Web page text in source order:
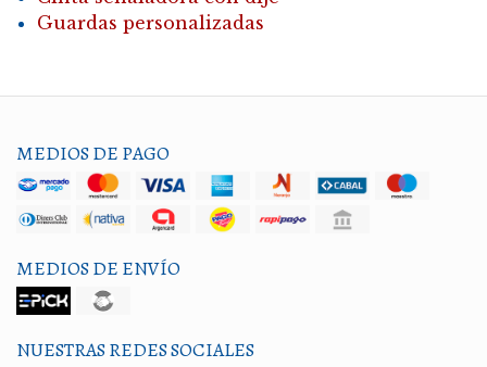
Guardas personalizadas
MEDIOS DE PAGO
MEDIOS DE ENVÍO
NUESTRAS REDES SOCIALES